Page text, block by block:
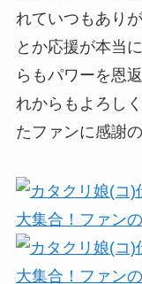
れていつもあり
とか応援が本当
らもパワーを恩
れからもよろし
たファンに感謝